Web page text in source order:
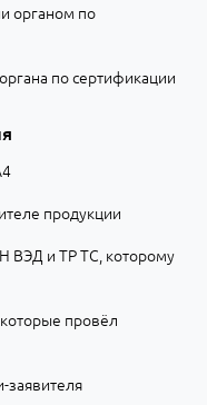
органом по
по сертификации
продукции
ВЭД и ТР ТС, которому
провёл
заявителя